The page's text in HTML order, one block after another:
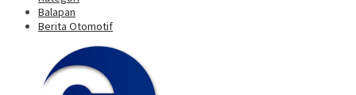
Balapan
Berita Otomotif